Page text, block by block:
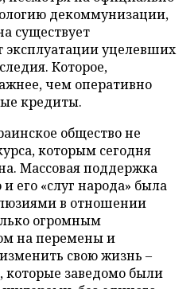
декоммунизации,
существует
эксплуатации уцелевших
Которое,
чем оперативно
кредиты.
общество не
которым сегодня
Массовая поддержка
его «слуг народа» была
в отношении
огромным
на перемены и
свою жизнь –
которые заведомо были